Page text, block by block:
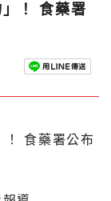
！ 食藥署